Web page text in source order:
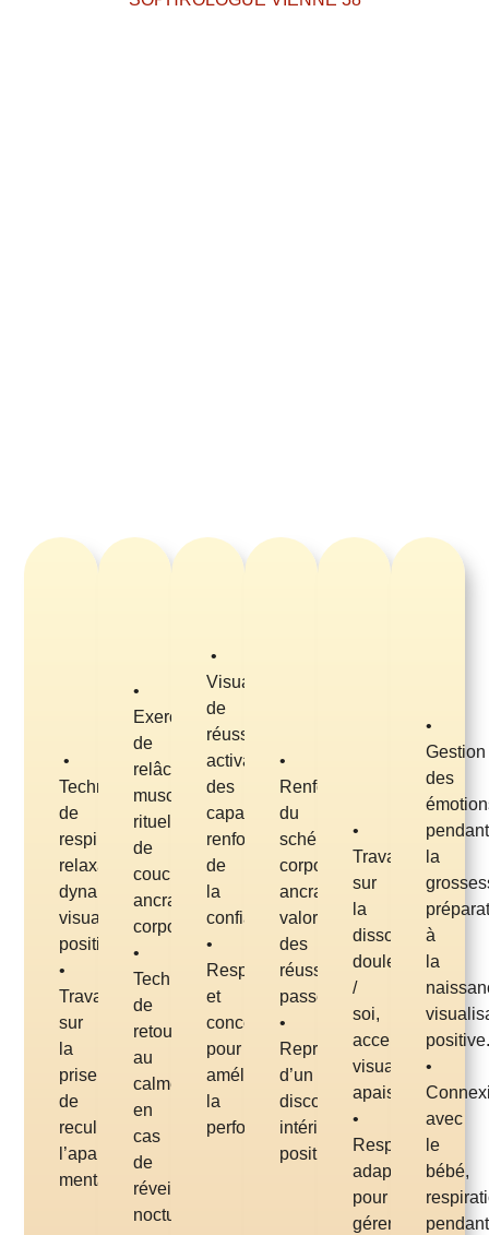
•
Techniques
de
respiration,
relaxation
dynamique,
visualisation
positive.
•
Travail
sur
la
prise
de
recul,
l’apaisement
mental.
•
Exercices
de
relâchement
musculaire,
rituel
de
coucher,
ancrage
corporel.
•
Techniques
de
retour
au
calme
en
cas
de
réveils
nocturnes.
•
Visualisation
de
réussite,
activation
des
capacités,
renforcement
de
la
confiance.
•
Respiration
et
concentration
pour
améliorer
la
performance.
•
Renforcement
du
schéma
corporel,
ancrage,
valorisation
des
réussites
passées.
•
Reprogrammation
d’un
discours
intérieur
positif.
•
Travail
sur
la
dissociation
douleur
/
soi,
acceptation,
visualisation
apaisante.
•
Respiration
adaptée
pour
gérer
•
Gestion
des
pendant
la
à
la
•
avec
le
bébé,
pendant